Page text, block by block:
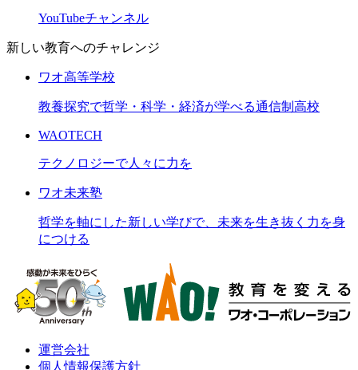
YouTubeチャンネル
新しい教育へのチャレンジ
ワオ高等学校
教養探究で哲学・科学・経済が学べる通信制高校
WAOTECH
テクノロジーで人々に力を
ワオ未来塾
哲学を軸にした新しい学びで、未来を生き抜く力を身
につける
運営会社
個人情報保護方針